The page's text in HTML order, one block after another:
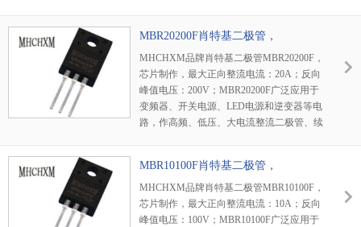
MBR20200F肖特基二极管，
MHCHXM品牌
MHCHXM品牌肖特基二极管MBR20200F，
芯片制作，最大正向整流电流：20A；反向
峰值电压：200V；MBR20200F广泛应用于
变频器、开关电源、LED电源和逆变器等电
路，作高频、低压、大电流整流二极管、续
MBR10100F肖特基二极管，
MHCHXM品牌
MHCHXM品牌肖特基二极管MBR10100F，
芯片制作，最大正向整流电流：10A；反向
峰值电压：100V；MBR10100F广泛应用于